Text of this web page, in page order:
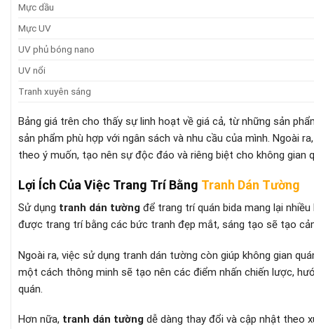
Mực dầu
Mực UV
UV phủ bóng nano
UV nổi
Tranh xuyên sáng
Bảng giá trên cho thấy sự linh hoạt về giá cả, từ những sản
sản phẩm phù hợp với ngân sách và nhu cầu của mình. Ngoài
theo ý muốn, tạo nên sự độc đáo và riêng biệt cho không gian
Lợi Ích Của Việc Trang Trí Bằng Tranh Dán Tường
Sử dụng tranh dán tường để trang trí quán bida mang lại
được trang trí bằng các bức tranh đẹp mắt, sáng tạo sẽ tạo
Ngoài ra, việc sử dụng tranh dán tường còn giúp không gian
một cách thông minh sẽ tạo nên các điểm nhấn chiến lược,
quán.
Hơn nữa, tranh dán tường dễ dàng thay đổi và cập nhật theo